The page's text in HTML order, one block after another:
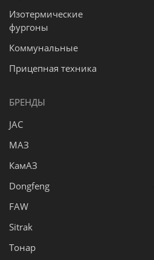
Изотермические
фургоны
Коммунальные
Прицепная техника
БРЕНДЫ
JAC
МАЗ
КамАЗ
Dongfeng
FAW
Sitrak
Тонар